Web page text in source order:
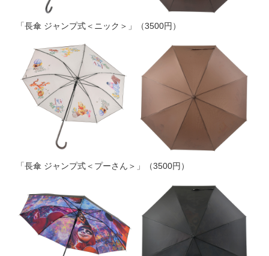
「長傘 ジャンプ式＜ニック＞」（3500円）
「長傘 ジャンプ式＜プーさん＞」（3500円）